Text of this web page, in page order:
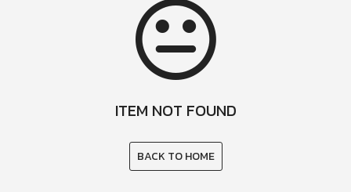
ITEM NOT FOUND
BACK TO HOME